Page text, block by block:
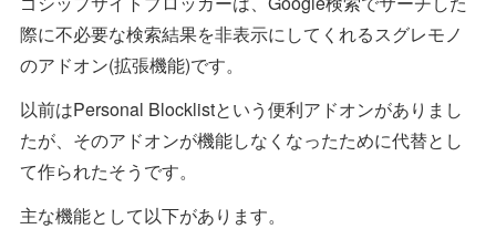
際に不必要な検索結果を非表示にしてくれるスグレモノ
のアドオン(拡張機能)です。
以前はPersonal Blocklistという便利アドオンがありまし
たが、そのアドオンが機能しなくなったために代替とし
て作られたそうです。
主な機能として以下があります。